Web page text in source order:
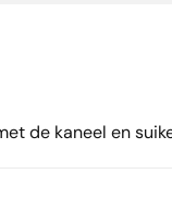
de kaneel en